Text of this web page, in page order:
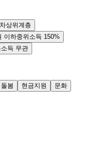
차상위계층
이하중위소득 150%
소득 무관
돌봄 현금지원
문화